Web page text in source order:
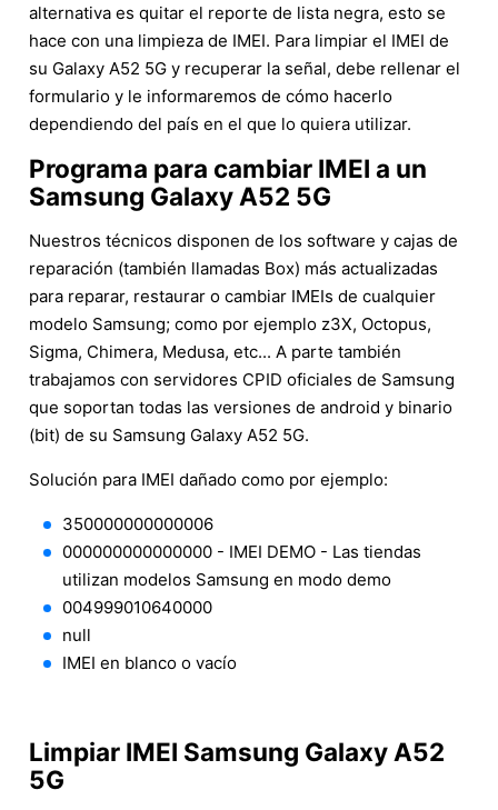
alternativa es quitar el reporte de lista negra, esto se
hace con una limpieza de IMEI. Para limpiar el IMEI de
su Galaxy A52 5G y recuperar la señal, debe rellenar el
formulario y le informaremos de cómo hacerlo
dependiendo del país en el que lo quiera utilizar.
Programa para cambiar IMEI a un
Samsung Galaxy A52 5G
Nuestros técnicos disponen de los software y cajas de
reparación (también llamadas Box) más actualizadas
para reparar, restaurar o cambiar IMEIs de cualquier
modelo Samsung; como por ejemplo z3X, Octopus,
Sigma, Chimera, Medusa, etc... A parte también
trabajamos con servidores CPID oficiales de Samsung
que soportan todas las versiones de android y binario
(bit) de su Samsung Galaxy A52 5G.
Solución para IMEI dañado como por ejemplo:
350000000000006
000000000000000 - IMEI DEMO - Las tiendas
utilizan modelos Samsung en modo demo
004999010640000
null
IMEI en blanco o vacío
Limpiar IMEI Samsung Galaxy A52
5G